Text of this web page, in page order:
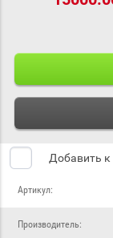
Добавить
Артикул:
Производитель: